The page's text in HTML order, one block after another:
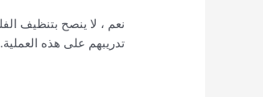
نعم ، لا ينصح بتنظيف
تدريبهم على هذه العملية.